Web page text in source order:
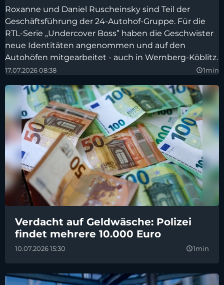
Roxanne und Daniel Ruscheinsky sind Teil der
Geschäftsführung der 24-Autohof-Gruppe. Für die
RTL-Serie „Undercover Boss” haben die Geschwister
neue Identitäten angenommen und auf den
Autohöfen mitgearbeitet - auch in Wernberg-Köblitz.
17.07.2026 08:38 query_builder1min
Verdacht auf Geldwäsche: Polizei
findet mehrere 10.000 Euro
10.07.2026 15:30 query_builder1min